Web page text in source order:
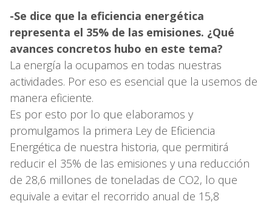
-Se dice que la eficiencia energética
representa el 35% de las emisiones. ¿Qué
avances concretos hubo en este tema?
La energía la ocupamos en todas nuestras
actividades. Por eso es esencial que la usemos de
manera eficiente.
Es por esto por lo que elaboramos y
promulgamos la primera Ley de Eficiencia
Energética de nuestra historia, que permitirá
reducir el 35% de las emisiones y una reducción
de 28,6 millones de toneladas de CO2, lo que
equivale a evitar el recorrido anual de 15,8